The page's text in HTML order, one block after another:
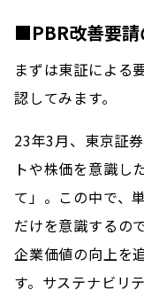
■PBR改善要請
まずは東証による
認してみます。
23年3月、東京証
トや株価を意識し
て」。この中で、
だけを意識するの
企業価値の向上を
す。サステナビリ